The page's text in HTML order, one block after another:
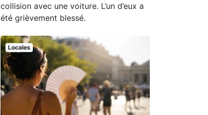
collision avec une voiture. L’un d’eux a
été grièvement blessé.
Locales